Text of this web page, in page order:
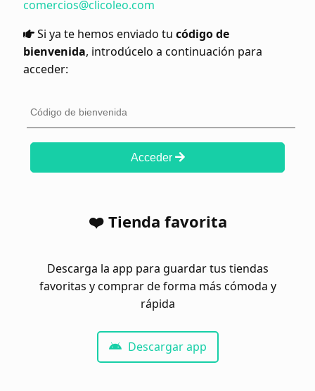
comercios@clicoleo.com
Si ya te hemos enviado tu código de
bienvenida, introdúcelo a continuación para
acceder:
Acceder
❤️ Tienda favorita
Descarga la app para guardar tus tiendas
favoritas y comprar de forma más cómoda y
rápida
Descargar app